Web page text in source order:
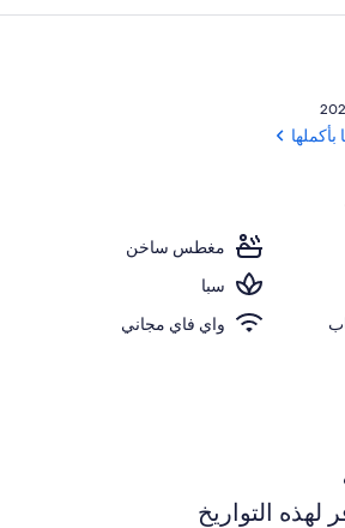
يتم تقديم الإفطار
مغطس ساخن
سبا
واي فاي مجاني
التواريخ